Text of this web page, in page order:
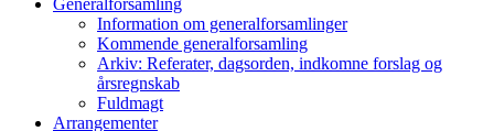
Information om generalforsamlinger
Kommende generalforsamling
Arkiv: Referater, dagsorden, indkomne forslag og
årsregnskab
Fuldmagt
Arrangementer